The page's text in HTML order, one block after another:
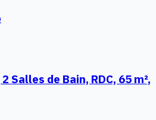
Salles de Bain, RDC, 65 m²,